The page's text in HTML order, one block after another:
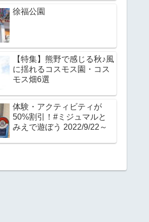
徐福公園
【特集】熊野で感じる秋♪風
に揺れるコスモス園・コス
モス畑6選
体験・アクティビティが
50%割引！#ミジュマルと
みえで遊ぼう 2022/9/22～